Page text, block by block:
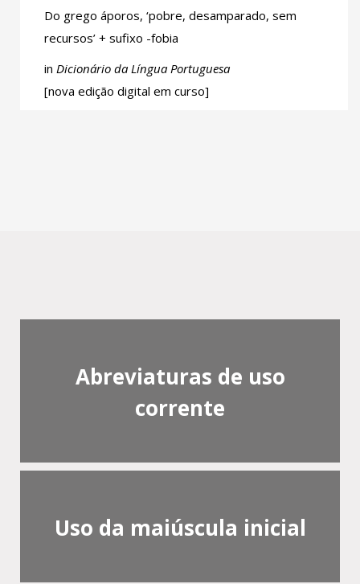
Do grego áporos, ‘pobre, desamparado, sem
recursos’ + sufixo -fobia
in Dicionário da Língua Portuguesa
[nova edição digital em curso]
Abreviaturas de uso
corrente
Uso da maiúscula inicial